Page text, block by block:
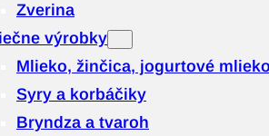
Zverina
výrobky
Mlieko, žinčica, jogurtové
Syry a korbáčiky
Bryndza a tvaroh